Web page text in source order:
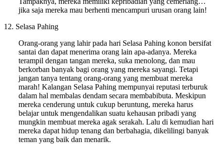
jika saja mereka mau berhenti mencampuri urusan orang lain!
12. Selasa Pahing
Orang-orang yang lahir pada hari Selasa Pahing konon bersifat
santai dan dapat menerima orang lain apa-adanya. Mereka
terampil dengan tangan mereka, suka menolong, dan mau
berkorban banyak bagi orang yang mereka sayangi. Tetapi
jangan tanya tentang orang-orang yang membuat mereka
marah! Kalangan Selasa Pahing mempunyai reputasi terburuk
dalam hal membalas dendam secara membabibuta. Meskipun
mereka cenderung untuk cukup beruntung, mereka harus
belajar untuk mengendalikan suatu kehausan pribadi yang
mungkin membuat mereka agak serakah. Lalu di kemudian hari
mereka dapat hidup tenang dan berbahagia, dikelilingi banyak
teman yang baik dan menarik.